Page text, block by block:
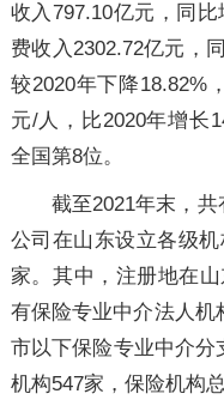
收入797.10亿元，同
费收入2302.72亿元，
较2020年下降18.82%
元/人，比2020年增长
全国第8位。
截至2021年末，
公司在山东设立各级
家。其中，注册地在
有保险专业中介法人机
市以下保险专业中介分
机构547家，保险机构